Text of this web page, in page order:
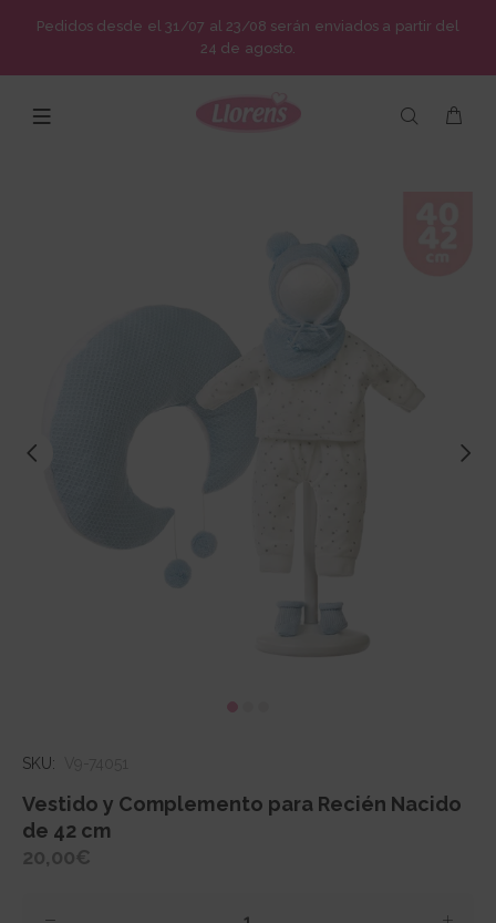
Pedidos desde el 31/07 al 23/08 serán enviados a partir del
24 de agosto.
SKU:
Vestido y Complemento para Recién Nacido
de 42 cm
20,00€